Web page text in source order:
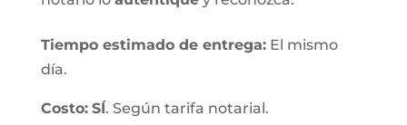
Tiempo estimado de entrega:El mismo
día.
Costo: SÍ. Según tarifa notarial.